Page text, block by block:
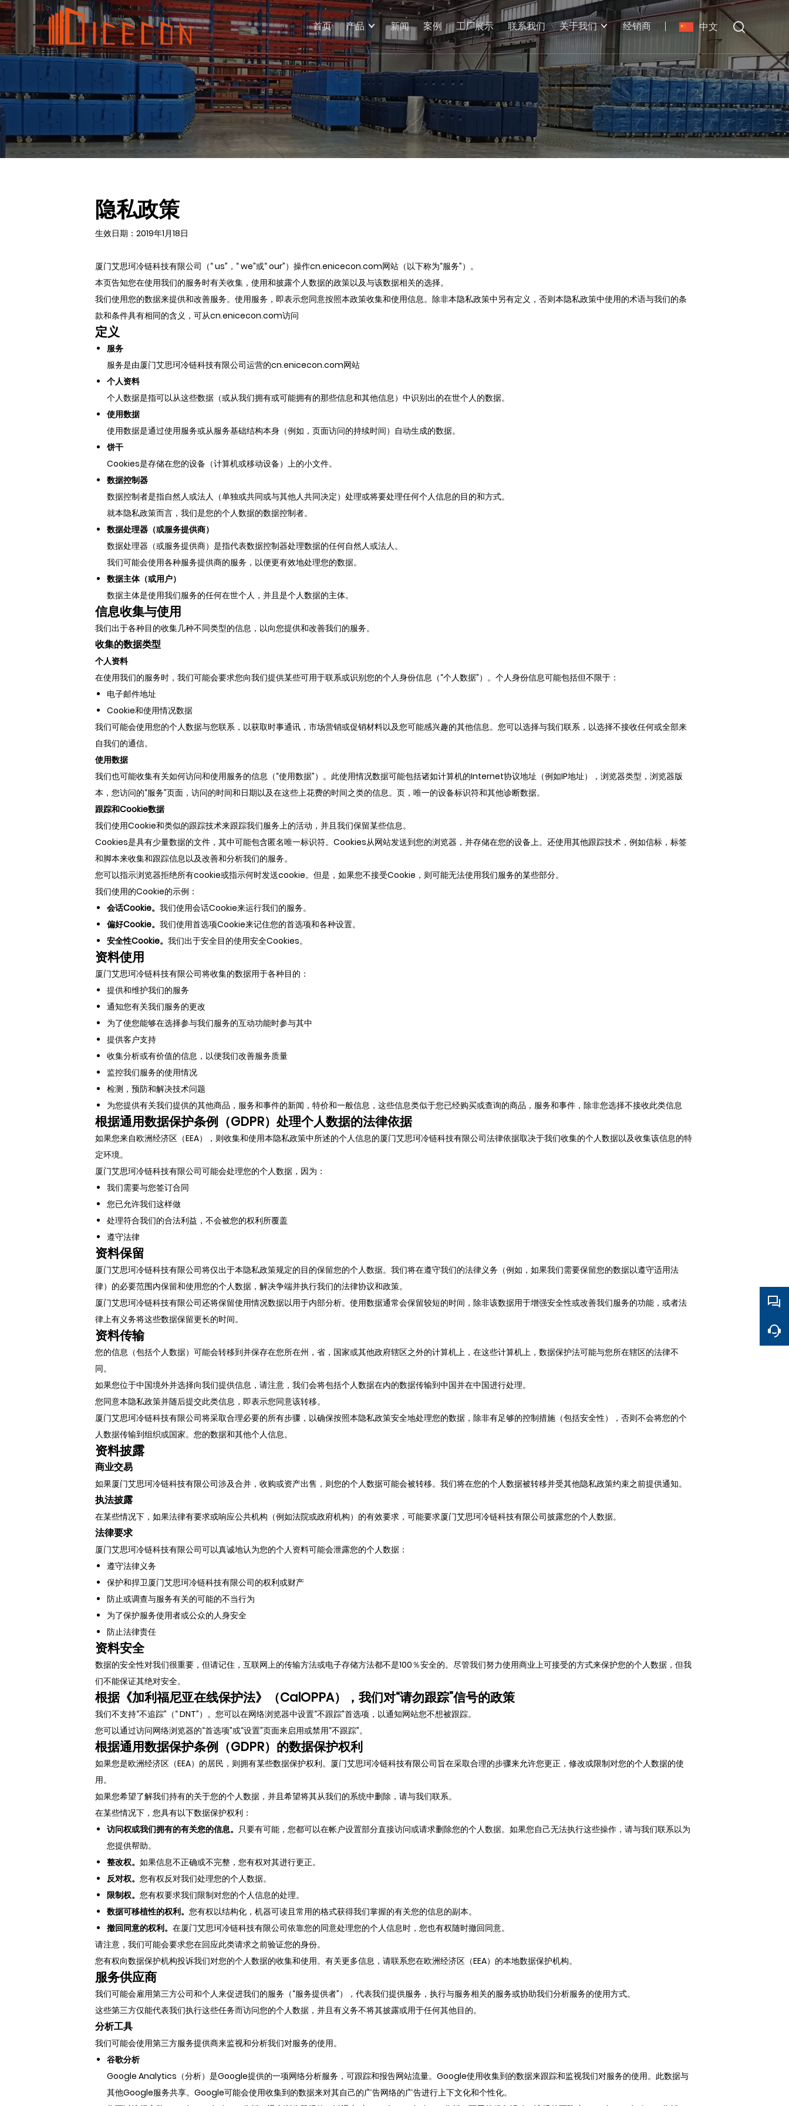
中文
首页 产品 新闻 案例 工厂展示 联系我们 关于我们 经销商
隐私政策
生效日期：2019年1月18日
厦门艾思珂冷链科技有限公司（“ us”，“ we”或“ our”）操作cn.enicecon.com网站（以下称为“服务”）。
本页告知您在使用我们的服务时有关收集，使用和披露个人数据的政策以及与该数据相关的选择。
我们使用您的数据来提供和改善服务。使用服务，即表示您同意按照本政策收集和使用信息。除非本隐私政策中另有定义，否则本隐私政策中使用的术语与我们的条
款和条件具有相同的含义，可从cn.enicecon.com访问
定义
服务
服务是由厦门艾思珂冷链科技有限公司运营的cn.enicecon.com网站
个人资料
个人数据是指可以从这些数据（或从我们拥有或可能拥有的那些信息和其他信息）中识别出的在世个人的数据。
使用数据
使用数据是通过使用服务或从服务基础结构本身（例如，页面访问的持续时间）自动生成的数据。
饼干
Cookies是存储在您的设备（计算机或移动设备）上的小文件。
数据控制器
数据控制者是指自然人或法人（单独或共同或与其他人共同决定）处理或将要处理任何个人信息的目的和方式。
就本隐私政策而言，我们是您的个人数据的数据控制者。
数据处理器（或服务提供商）
数据处理器（或服务提供商）是指代表数据控制器处理数据的任何自然人或法人。
我们可能会使用各种服务提供商的服务，以便更有效地处理您的数据。
数据主体（或用户）
数据主体是使用我们服务的任何在世个人，并且是个人数据的主体。
信息收集与使用
我们出于各种目的收集几种不同类型的信息，以向您提供和改善我们的服务。
收集的数据类型
个人资料
在使用我们的服务时，我们可能会要求您向我们提供某些可用于联系或识别您的个人身份信息（“个人数据”）。个人身份信息可能包括但不限于：
电子邮件地址
Cookie和使用情况数据
我们可能会使用您的个人数据与您联系，以获取时事通讯，市场营销或促销材料以及您可能感兴趣的其他信息。您可以选择与我们联系，以选择不接收任何或全部来
自我们的通信。
使用数据
我们也可能收集有关如何访问和使用服务的信息（“使用数据”）。此使用情况数据可能包括诸如计算机的Internet协议地址（例如IP地址），浏览器类型，浏览器版
本，您访问的“服务”页面，访问的时间和日期以及在这些上花费的时间之类的信息。页，唯一的设备标识符和其他诊断数据。
跟踪和Cookie数据
我们使用Cookie和类似的跟踪技术来跟踪我们服务上的活动，并且我们保留某些信息。
Cookies是具有少量数据的文件，其中可能包含匿名唯一标识符。Cookies从网站发送到您的浏览器，并存储在您的设备上。还使用其他跟踪技术，例如信标，标签
和脚本来收集和跟踪信息以及改善和分析我们的服务。
您可以指示浏览器拒绝所有cookie或指示何时发送cookie。但是，如果您不接受Cookie，则可能无法使用我们服务的某些部分。
我们使用的Cookie的示例：
会话Cookie。 我们使用会话Cookie来运行我们的服务。
偏好Cookie。 我们使用首选项Cookie来记住您的首选项和各种设置。
安全性Cookie。 我们出于安全目的使用安全Cookies。
资料使用
厦门艾思珂冷链科技有限公司将收集的数据用于各种目的：
提供和维护我们的服务
通知您有关我们服务的更改
为了使您能够在选择参与我们服务的互动功能时参与其中
提供客户支持
收集分析或有价值的信息，以便我们改善服务质量
监控我们服务的使用情况
检测，预防和解决技术问题
为您提供有关我们提供的其他商品，服务和事件的新闻，特价和一般信息，这些信息类似于您已经购买或查询的商品，服务和事件，除非您选择不接收此类信息
根据通用数据保护条例（GDPR）处理个人数据的法律依据
如果您来自欧洲经济区（EEA），则收集和使用本隐私政策中所述的个人信息的厦门艾思珂冷链科技有限公司法律依据取决于我们收集的个人数据以及收集该信息的特
定环境。
厦门艾思珂冷链科技有限公司可能会处理您的个人数据，因为：
我们需要与您签订合同
您已允许我们这样做
处理符合我们的合法利益，不会被您的权利所覆盖
遵守法律
资料保留
厦门艾思珂冷链科技有限公司将仅出于本隐私政策规定的目的保留您的个人数据。我们将在遵守我们的法律义务（例如，如果我们需要保留您的数据以遵守适用法
律）的必要范围内保留和使用您的个人数据，解决争端并执行我们的法律协议和政策。
厦门艾思珂冷链科技有限公司还将保留使用情况数据以用于内部分析。使用数据通常会保留较短的时间，除非该数据用于增强安全性或改善我们服务的功能，或者法
律上有义务将这些数据保留更长的时间。
资料传输
您的信息（包括个人数据）可能会转移到并保存在您所在州，省，国家或其他政府辖区之外的计算机上，在这些计算机上，数据保护法可能与您所在辖区的法律不
同。
如果您位于中国境外并选择向我们提供信息，请注意，我们会将包括个人数据在内的数据传输到中国并在中国进行处理。
您同意本隐私政策并随后提交此类信息，即表示您同意该转移。
厦门艾思珂冷链科技有限公司将采取合理必要的所有步骤，以确保按照本隐私政策安全地处理您的数据，除非有足够的控制措施（包括安全性），否则不会将您的个
人数据传输到组织或国家。您的数据和其他个人信息。
资料披露
商业交易
如果厦门艾思珂冷链科技有限公司涉及合并，收购或资产出售，则您的个人数据可能会被转移。我们将在您的个人数据被转移并受其他隐私政策约束之前提供通知。
执法披露
在某些情况下，如果法律有要求或响应公共机构（例如法院或政府机构）的有效要求，可能要求厦门艾思珂冷链科技有限公司披露您的个人数据。
法律要求
厦门艾思珂冷链科技有限公司可以真诚地认为您的个人资料可能会泄露您的个人数据：
遵守法律义务
保护和捍卫厦门艾思珂冷链科技有限公司的权利或财产
防止或调查与服务有关的可能的不当行为
为了保护服务使用者或公众的人身安全
防止法律责任
资料安全
数据的安全性对我们很重要，但请记住，互联网上的传输方法或电子存储方法都不是100％安全的。尽管我们努力使用商业上可接受的方式来保护您的个人数据，但我
们不能保证其绝对安全。
根据《加利福尼亚在线保护法》（CalOPPA），我们对“请勿跟踪”信号的政策
我们不支持“不追踪”（“ DNT”）。您可以在网络浏览器中设置“不跟踪”首选项，以通知网站您不想被跟踪。
您可以通过访问网络浏览器的“首选项”或“设置”页面来启用或禁用“不跟踪”。
根据通用数据保护条例（GDPR）的数据保护权利
如果您是欧洲经济区（EEA）的居民，则拥有某些数据保护权利。厦门艾思珂冷链科技有限公司旨在采取合理的步骤来允许您更正，修改或限制对您的个人数据的使
用。
如果您希望了解我们持有的关于您的个人数据，并且希望将其从我们的系统中删除，请与我们联系。
在某些情况下，您具有以下数据保护权利：
访问权或我们拥有的有关您的信息。 只要有可能，您都可以在帐户设置部分直接访问或请求删除您的个人数据。如果您自己无法执行这些操作，请与我们联系以为
您提供帮助。
整改权。 如果信息不正确或不完整，您有权对其进行更正。
反对权。 您有权反对我们处理您的个人数据。
限制权。 您有权要求我们限制对您的个人信息的处理。
数据可移植性的权利。 您有权以结构化，机器可读且常用的格式获得我们掌握的有关您的信息的副本。
撤回同意的权利。 在厦门艾思珂冷链科技有限公司依靠您的同意处理您的个人信息时，您也有权随时撤回同意。
请注意，我们可能会要求您在回应此类请求之前验证您的身份。
您有权向数据保护机构投诉我们对您的个人数据的收集和使用。有关更多信息，请联系您在欧洲经济区（EEA）的本地数据保护机构。
服务供应商
我们可能会雇用第三方公司和个人来促进我们的服务（“服务提供者”），代表我们提供服务，执行与服务相关的服务或协助我们分析服务的使用方式。
这些第三方仅能代表我们执行这些任务而访问您的个人数据，并且有义务不将其披露或用于任何其他目的。
分析工具
我们可能会使用第三方服务提供商来监视和分析我们对服务的使用。
谷歌分析
Google Analytics（分析）是Google提供的一项网络分析服务，可跟踪和报告网站流量。Google使用收集到的数据来跟踪和监视我们对服务的使用。此数据与
其他Google服务共享。Google可能会使用收集到的数据来对其自己的广告网络的广告进行上下文化和个性化。